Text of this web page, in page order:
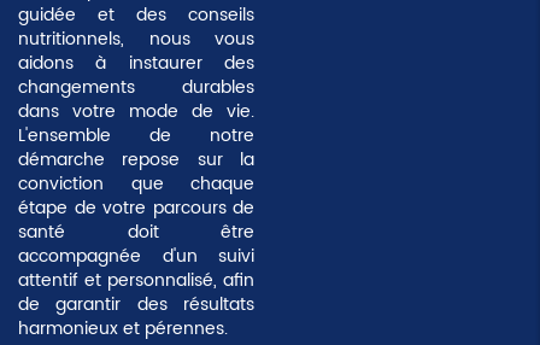
guidée et des conseils
nutritionnels, nous vous
aidons à instaurer des
changements durables
dans votre mode de vie.
L'ensemble de notre
démarche repose sur la
conviction que chaque
étape de votre parcours de
santé doit être
accompagnée d'un suivi
attentif et personnalisé, afin
de garantir des résultats
harmonieux et pérennes.